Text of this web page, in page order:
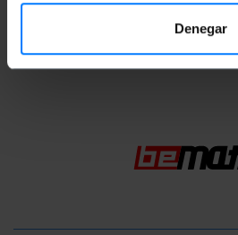
Denegar